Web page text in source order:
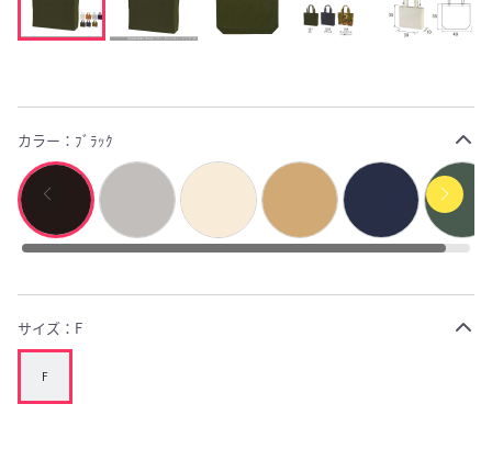
カラー： ﾌﾞﾗｯｸ
サイズ： F
F